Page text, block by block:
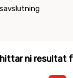
ni resultat